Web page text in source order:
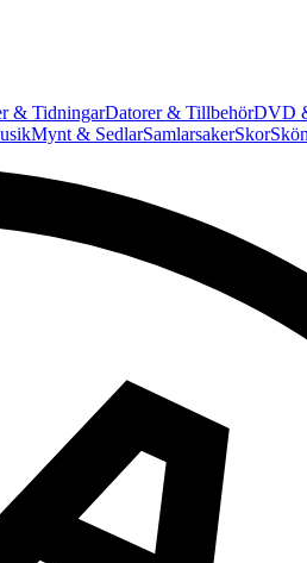
& TidningarDatorer & TillbehörDVD
Mynt & SedlarSamlarsakerSkor